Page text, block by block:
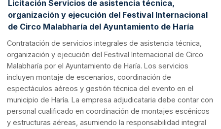
Licitación Servicios de asistencia técnica,
organización y ejecución del Festival Internacional
de Circo Malabharía del Ayuntamiento de Haría
Contratación de servicios integrales de asistencia técnica,
organización y ejecución del Festival Internacional de Circo
Malabharía por el Ayuntamiento de Haría. Los servicios
incluyen montaje de escenarios, coordinación de
espectáculos aéreos y gestión técnica del evento en el
municipio de Haría. La empresa adjudicataria debe contar con
personal cualificado en coordinación de montajes escénicos
y estructuras aéreas, asumiendo la responsabilidad integral